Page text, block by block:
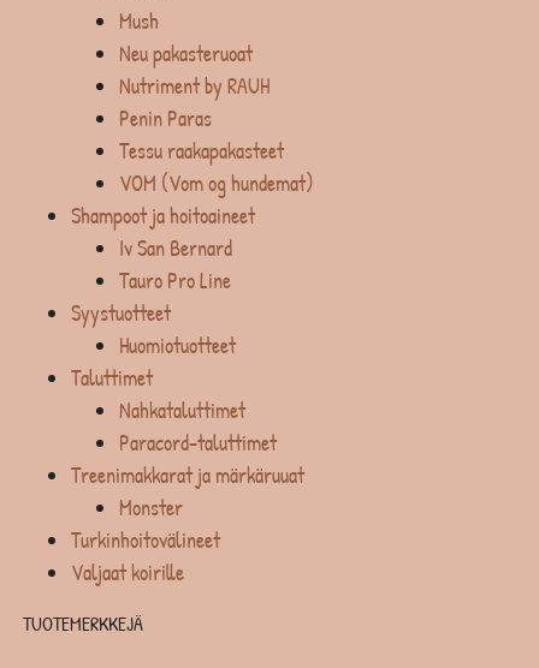
Mush
Neu pakasteruoat
Nutriment by RAUH
Penin Paras
Tessu raakapakasteet
VOM (Vom og hundemat)
Shampoot ja hoitoaineet
Iv San Bernard
Tauro Pro Line
Syystuotteet
Huomiotuotteet
Taluttimet
Nahkataluttimet
Paracord-taluttimet
Treenimakkarat ja märkäruuat
Monster
Turkinhoitovälineet
Valjaat koirille
TUOTEMERKKEJÄ